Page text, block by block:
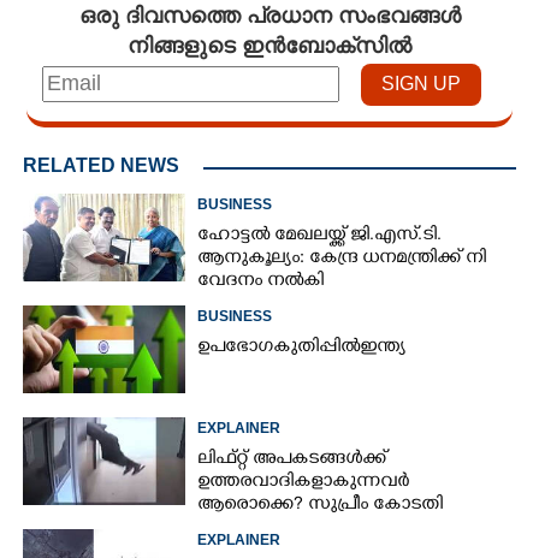
ഒരു ദിവസത്തെ പ്രധാന സംഭവങ്ങൾ
നിങ്ങളുടെ ഇൻബോക്സിൽ
RELATED NEWS
BUSINESS
ഹോട്ടൽ മേഖലയ്ക്ക് ജി​.എസ്.ടി​.
ആനുകൂല്യം: കേന്ദ്ര ധനമന്ത്രി​ക്ക് നി​
വേദനം നൽകി​
BUSINESS
ഉ​പ​ഭോ​ഗ​ ​കു​തി​പ്പി​ൽ​ ​ഇ​ന്ത്യ​
EXPLAINER
ലിഫ്റ്റ് അപകടങ്ങൾക്ക്
ഉത്തരവാദികളാകുന്നവർ
ആരൊക്കെ?​ സുപ്രീം കോടതി
EXPLAINER